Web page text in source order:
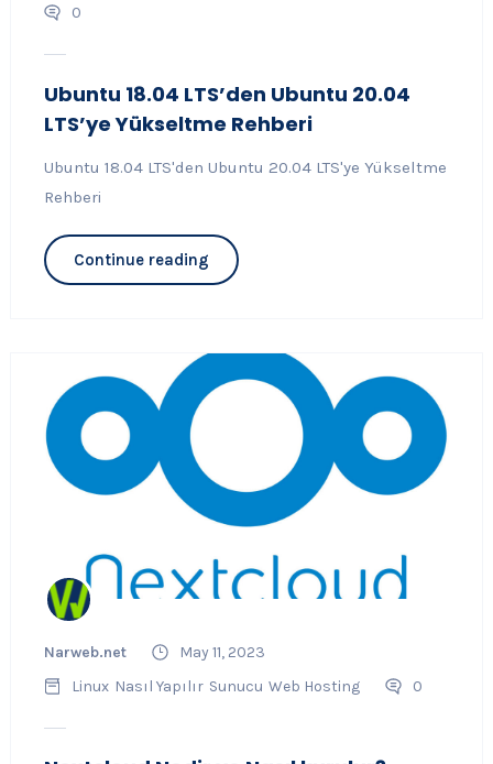
0
Ubuntu 18.04 LTS’den Ubuntu 20.04
LTS’ye Yükseltme Rehberi
Ubuntu 18.04 LTS'den Ubuntu 20.04 LTS'ye Yükseltme
Rehberi
Continue reading
Narweb.net
May 11, 2023
Linux Nasıl Yapılır Sunucu Web Hosting 0